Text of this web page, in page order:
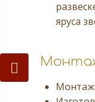
яруса
Монтаж
Монтаж